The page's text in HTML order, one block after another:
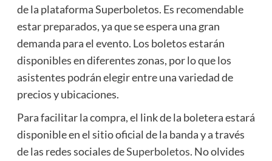
de la plataforma Superboletos. Es recomendable
estar preparados, ya que se espera una gran
demanda para el evento. Los boletos estarán
disponibles en diferentes zonas, por lo que los
asistentes podrán elegir entre una variedad de
precios y ubicaciones.
Para facilitar la compra, el link de la boletera estará
disponible en el sitio oficial de la banda y a través
de las redes sociales deSuperboletos. No olvides